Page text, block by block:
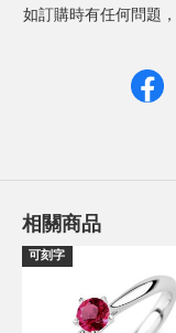
如訂購時有任何問題
相關商品
可刻字